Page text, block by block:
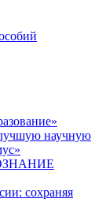
научную
сохраняя